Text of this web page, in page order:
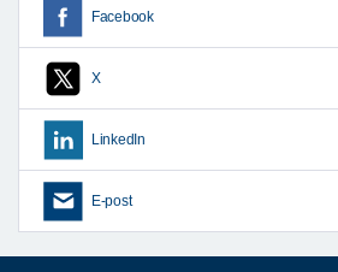
Facebook
X
LinkedIn
E-post